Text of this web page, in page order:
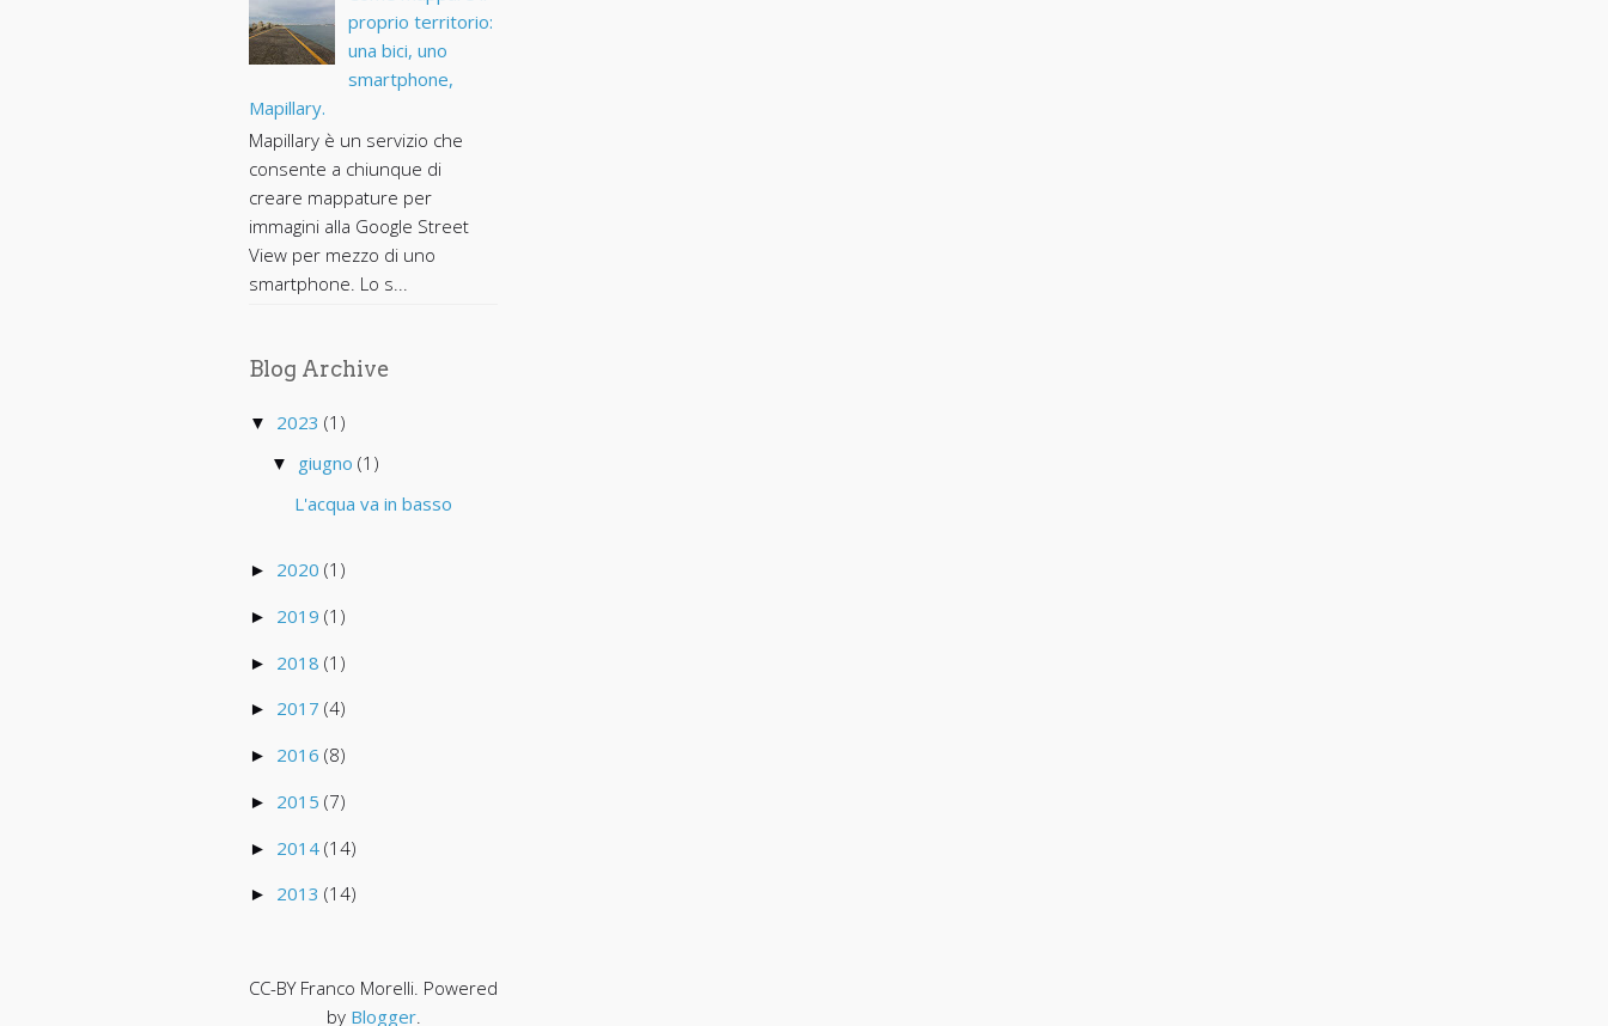
proprio territorio:
una bici, uno
smartphone,
Mapillary.
Mapillary è un servizio che
consente a chiunque di
creare mappature per
immagini alla Google Street
View per mezzo di uno
smartphone. Lo s...
Blog Archive
▼ 2023 (1)
▼ giugno (1)
L'acqua va in basso
► 2020 (1)
► 2019 (1)
► 2018 (1)
► 2017 (4)
► 2016 (8)
► 2015 (7)
► 2014 (14)
► 2013 (14)
CC-BY Franco Morelli. Powered
by Blogger.